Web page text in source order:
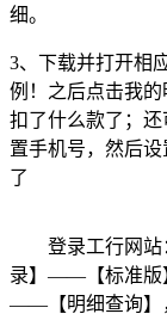
细。
3、下载并打开相
例！之后点击我
扣了什么款了；
置手机号，然后
了
登录工行网站
录】——【标准版
——【明细查询】